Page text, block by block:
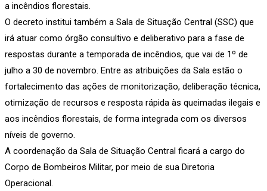
a incêndios florestais.
O decreto institui também a Sala de Situação Central (SSC) que
irá atuar como órgão consultivo e deliberativo para a fase de
respostas durante a temporada de incêndios, que vai de 1º de
julho a 30 de novembro. Entre as atribuições da Sala estão o
fortalecimento das ações de monitorização, deliberação técnica,
otimização de recursos e resposta rápida às queimadas ilegais e
aos incêndios florestais, de forma integrada com os diversos
níveis de governo.
A coordenação da Sala de Situação Central ficará a cargo do
Corpo de Bombeiros Militar, por meio de sua Diretoria
Operacional.